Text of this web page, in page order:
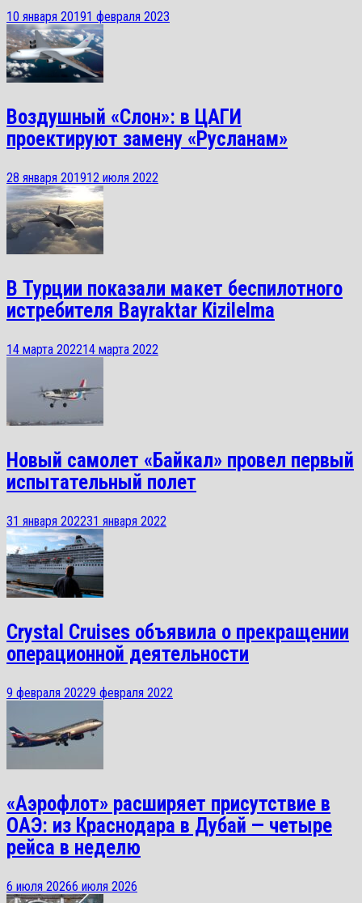
10 января 20191 февраля 2023
Воздушный «Слон»: в ЦАГИ
проектируют замену «Русланам»
28 января 201912 июля 2022
В Турции показали макет беспилотного
истребителя Bayraktar Kizilelma
14 марта 202214 марта 2022
Новый самолет «Байкал» провел первый
испытательный полет
31 января 202231 января 2022
Crystal Cruises объявила о прекращении
операционной деятельности
9 февраля 20229 февраля 2022
«Аэрофлот» расширяет присутствие в
ОАЭ: из Краснодара в Дубай — четыре
рейса в неделю
6 июля 20266 июля 2026